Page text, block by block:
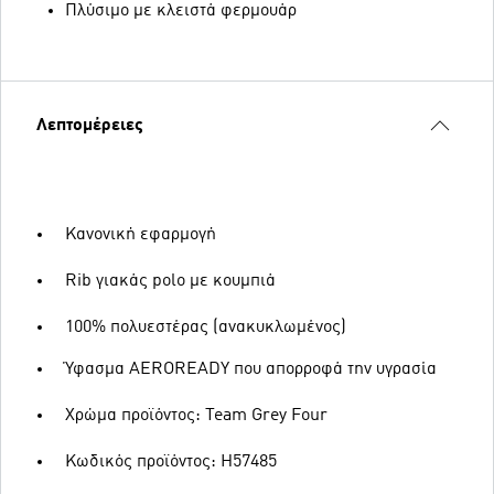
Πλύσιμο με κλειστά φερμουάρ
Λεπτομέρειες
Κανονική εφαρμογή
Rib γιακάς polo με κουμπιά
100% πολυεστέρας (ανακυκλωμένος)
Ύφασμα AEROREADY που απορροφά την υγρασία
Χρώμα προϊόντος: Team Grey Four
Κωδικός προϊόντος: H57485